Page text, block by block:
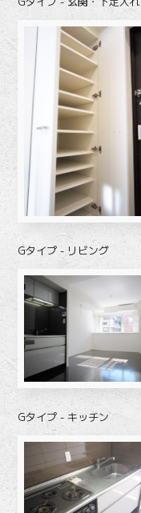
Gタイプ - リビング
Gタイプ - キッチン